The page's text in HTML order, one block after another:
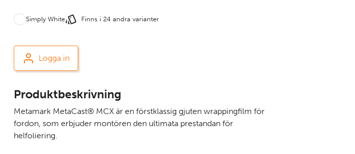
Simply White Finns i 24 andra varianter
Logga in
Produktbeskrivning
Metamark MetaCast® MCX är en förstklassig gjuten wrappingfilm för
fordon, som erbjuder montören den ultimata prestandan för
helfoliering.